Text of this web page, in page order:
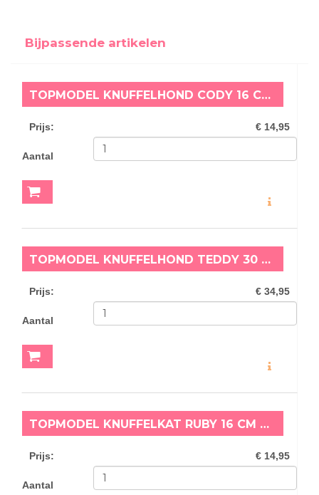
Bijpassende artikelen
TOPMODEL KNUFFELHOND CODY 16 CM FUR EVER FRIENDS
Prijs: € 14,95
Aantal
TOPMODEL KNUFFELHOND TEDDY 30 CM FUR EVER FRIENDS
Prijs: € 34,95
Aantal
TOPMODEL KNUFFELKAT RUBY 16 CM FUR EVER FRIENDS
Prijs: € 14,95
Aantal